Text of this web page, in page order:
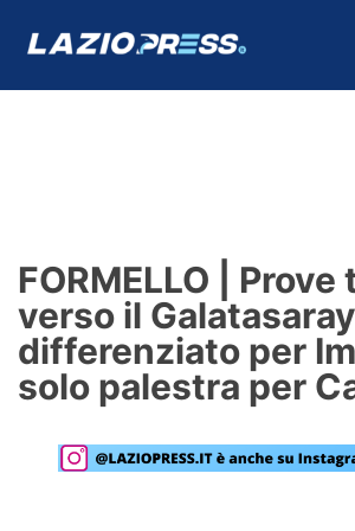
Formello
Infortuni
Primavera
Calciomercato
FORMELLO |
verso il
differenziato per
solo palestra per